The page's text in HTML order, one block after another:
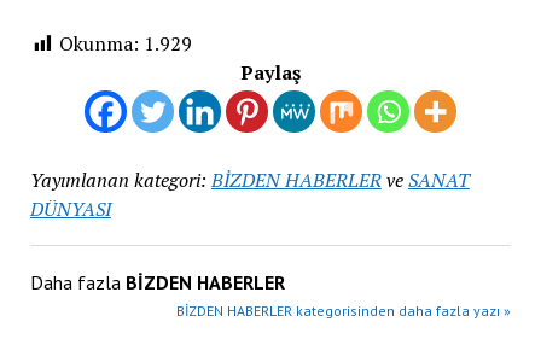
Okunma: 1.929
Paylaş
Yayımlanan kategori: BİZDEN HABERLERveSANAT
DÜNYASI
Daha fazla BİZDEN HABERLER
BİZDEN HABERLER kategorisinden daha fazla yazı »